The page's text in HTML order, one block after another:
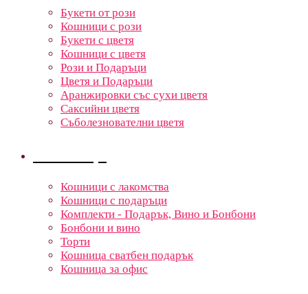
Букети от рози
Кошници с рози
Букети с цветя
Кошници с цветя
Рози и Подаръци
Цветя и Подаръци
Аранжировки със сухи цветя
Саксийни цветя
Съболезнователни цветя
Кошници с лакомства
Кошници с подаръци
Комплекти - Подарък, Вино и Бонбони
Бонбони и вино
Торти
Кошница сватбен подарък
Кошница за офис